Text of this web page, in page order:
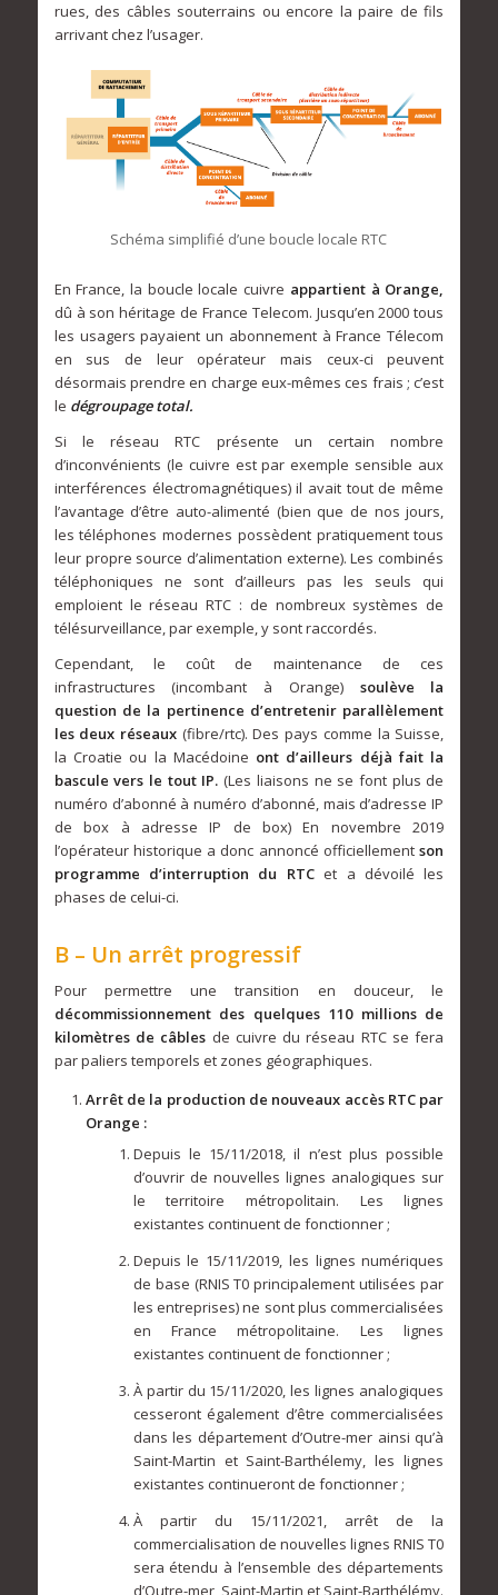
rues, des câbles souterrains ou encore la paire de fils
arrivant chez l’usager.
Schéma simplifié d’une boucle locale RTC
En France, la boucle locale cuivre appartient à Orange,
dû à son héritage de France Telecom. Jusqu’en 2000 tous
les usagers payaient un abonnement à France Télecom
en sus de leur opérateur mais ceux-ci peuvent
désormais prendre en charge eux-mêmes ces frais ; c’est
le dégroupage total.
Si le réseau RTC présente un certain nombre
d’inconvénients (le cuivre est par exemple sensible aux
interférences électromagnétiques) il avait tout de même
l’avantage d’être auto-alimenté (bien que de nos jours,
les téléphones modernes possèdent pratiquement tous
leur propre source d’alimentation externe). Les combinés
téléphoniques ne sont d’ailleurs pas les seuls qui
emploient le réseau RTC : de nombreux systèmes de
télésurveillance, par exemple, y sont raccordés.
Cependant, le coût de maintenance de ces
infrastructures (incombant à Orange) soulève la
question de la pertinence d’entretenir parallèlement
les deux réseaux (fibre/rtc). Des pays comme la Suisse,
la Croatie ou la Macédoine ont d’ailleurs déjà fait la
bascule vers le tout IP. (Les liaisons ne se font plus de
numéro d’abonné à numéro d’abonné, mais d’adresse IP
de box à adresse IP de box) En novembre 2019
l’opérateur historique a donc annoncé officiellementson
programme d’interruption du RTCet a dévoilé les
phases de celui-ci.
B – Un arrêt progressif
Pour permettre une transition en douceur, le
décommissionnement des quelques 110 millions de
kilomètres de câbles de cuivre du réseau RTC se fera
par paliers temporels et zones géographiques.
Arrêt de la production de nouveaux accès RTC par
Orange :
Depuis le 15/11/2018, il n’est plus possible
d’ouvrir de nouvelles lignes analogiques sur
le territoire métropolitain. Les lignes
existantes continuent de fonctionner ;
Depuis le 15/11/2019, les lignes numériques
de base (RNIS T0 principalement utilisées par
les entreprises) ne sont plus commercialisées
en France métropolitaine. Les lignes
existantes continuent de fonctionner ;
À partir du 15/11/2020, les lignes analogiques
cesseront également d’être commercialisées
dans les département d’Outre-mer ainsi qu’à
Saint-Martin et Saint-Barthélemy, les lignes
existantes continueront de fonctionner ;
À partir du 15/11/2021, arrêt de la
commercialisation de nouvelles lignes RNIS T0
sera étendu à l’ensemble des départements
d’Outre-mer, Saint-Martin et Saint-Barthélémy.